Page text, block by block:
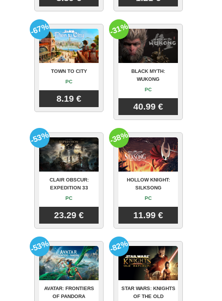
TOWN TO CITY
PC
8.19 €
-67%
BLACK MYTH:
WUKONG
PC
40.99 €
-31%
CLAIR OBSCUR:
EXPEDITION 33
PC
23.29 €
-53%
HOLLOW KNIGHT:
SILKSONG
PC
11.99 €
-38%
AVATAR: FRONTIERS
OF PANDORA
-53%
STAR WARS: KNIGHTS
OF THE OLD
-82%